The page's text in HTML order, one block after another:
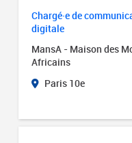
Chargé·e de
digitale
MansA - Maison des
Africains
Paris 10e